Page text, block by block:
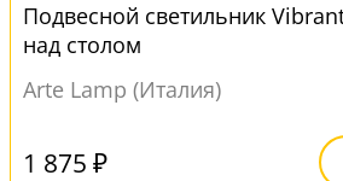
Подвесной светильник
над столом
Arte Lamp (Италия)
1 875 ₽